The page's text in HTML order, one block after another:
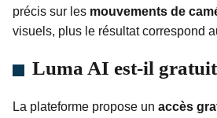
précis sur les mouvements de
visuels, plus le résultat correspond
Luma AI est-il
La plateforme propose un accès